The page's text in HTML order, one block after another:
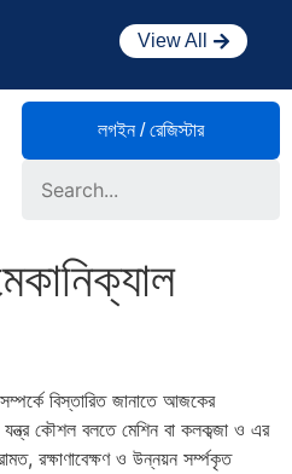
View All
লগইন / রেজিস্টার
সম্পর্কে বিস্তারিত জানাতে আজকের
যন্ত্র কৌশল বলতে মেশিন বা কলকব্জা ও এর
রক্ষাণাবেক্ষণ ও উন্নয়ন সর্ম্পকৃত